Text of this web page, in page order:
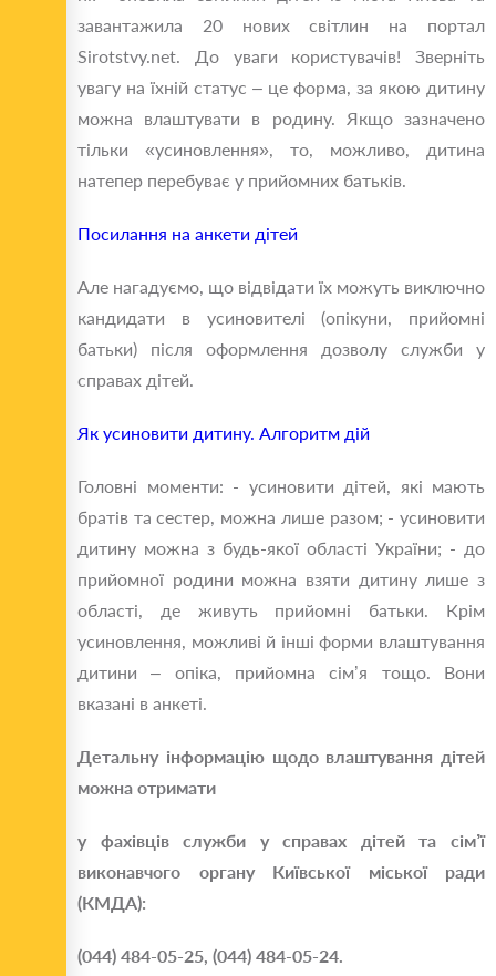
завантажила 20 нових світлин на портал
Sirotstvy.net. До уваги користувачів! Зверніть
увагу на їхній статус – це форма, за якою дитину
можна влаштувати в родину. Якщо зазначено
тільки «усиновлення», то, можливо, дитина
натепер перебуває у прийомних батьків.
Посилання на анкети дітей
Але нагадуємо, що відвідати їх можуть виключно
кандидати в усиновителі (опікуни, прийомні
батьки) після оформлення дозволу служби у
справах дітей.
Як усиновити дитину. Алгоритм дій
Головні моменти: - усиновити дітей, які мають
братів та сестер, можна лише разом; - усиновити
дитину можна з будь-якої області України; - до
прийомної родини можна взяти дитину лише з
області, де живуть прийомні батьки. Крім
усиновлення, можливі й інші форми влаштування
дитини ‒ опіка, прийомна сім’я тощо. Вони
вказані в анкеті.
Детальну інформацію щодо влаштування дітей
можна отримати
у фахівців служби у справах дітей та сім’ї
виконавчого органу Київської міської ради
(КМДА):
(044) 484-05-25, (044) 484-05-24.